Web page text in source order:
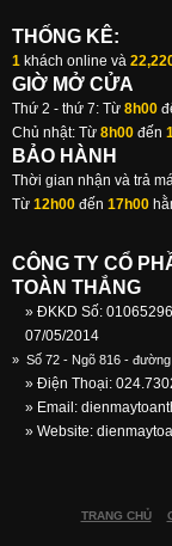
THỐNG KÊ:
1 khách online và
GIỜ MỞ CỬA
Thứ 2 - thứ 7: Từ 8h00
Chủ nhật: Từ 8h00 đến
BẢO HÀNH
Thời gian nhận và trả
Từ 12h00 đến 17h00
CÔNG TY CỔ
TOÀN THẮNG
» ĐKKD Số:
07/05/2014
» Số 72 - Ngõ 816 -
» Điện Thoại:
» Email:
» Website:
TRANG CHỦ